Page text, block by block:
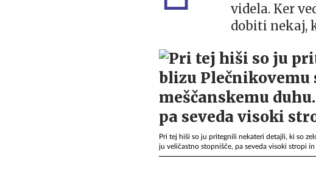
videla. Ker
dobiti nekaj,
Pri tej hiši so ju pritegnili nekateri detajli, ki so
ju veličastno stopnišče, pa seveda visoki stropi